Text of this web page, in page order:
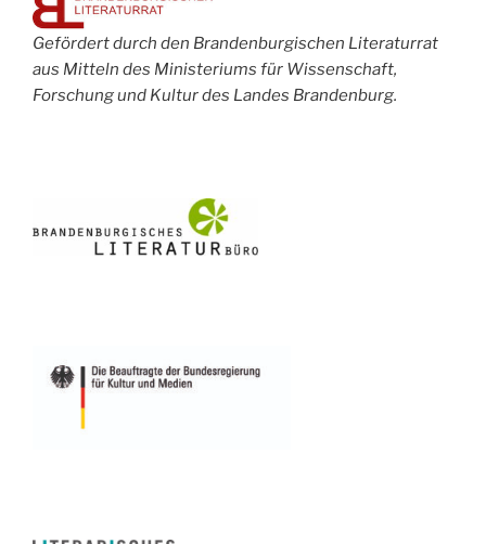
Gefördert durch den Brandenburgischen Literaturrat
aus Mitteln des Ministeriums für Wissenschaft,
Forschung und Kultur des Landes Brandenburg.